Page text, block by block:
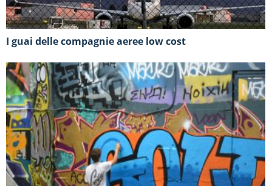
I guai delle compagnie aeree low cost